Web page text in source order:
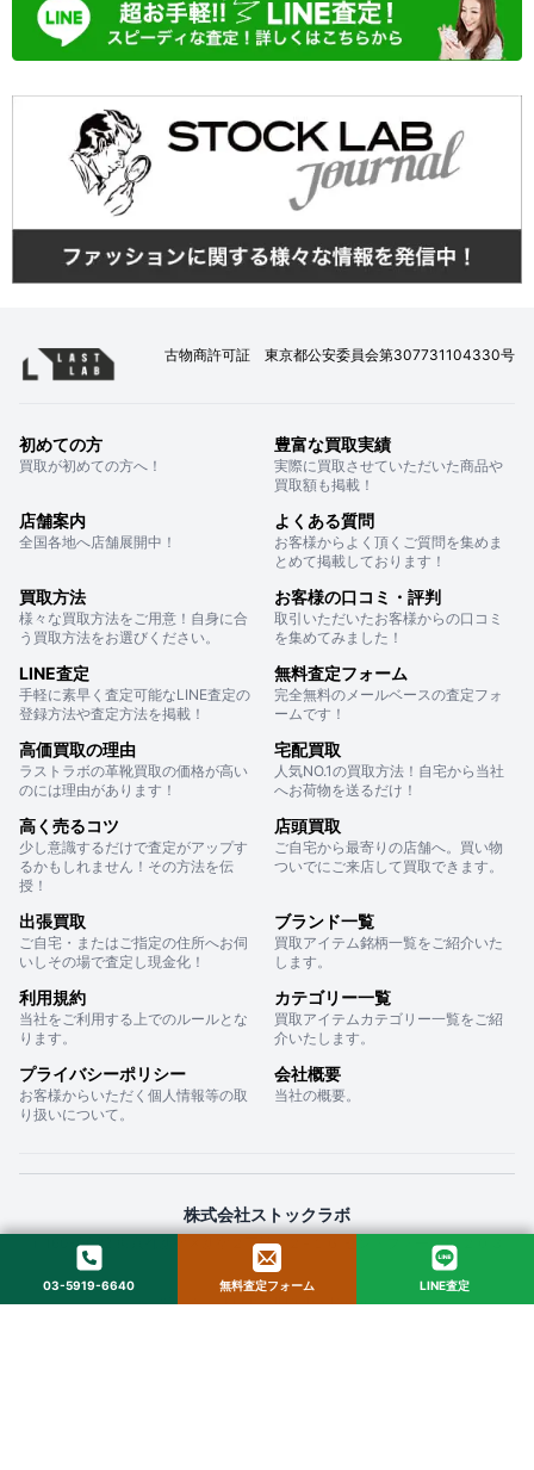
古物商許可証 東京都公安委員会第307731104330号
初めての方
買取が初めての方へ！
豊富な買取実績
実際に買取させていただいた商品や
買取額も掲載！
店舗案内
全国各地へ店舗展開中！
よくある質問
お客様からよく頂くご質問を集めま
とめて掲載しております！
買取方法
様々な買取方法をご用意！自身に合
う買取方法をお選びください。
お客様の口コミ・評判
取引いただいたお客様からの口コミ
を集めてみました！
LINE査定
手軽に素早く査定可能なLINE査定の
登録方法や査定方法を掲載！
無料査定フォーム
完全無料のメールベースの査定フォ
ームです！
高価買取の理由
ラストラボの革靴買取の価格が高い
のには理由があります！
宅配買取
人気NO.1の買取方法！自宅から当社
へお荷物を送るだけ！
高く売るコツ
少し意識するだけで査定がアップす
るかもしれません！その方法を伝
授！
店頭買取
ご自宅から最寄りの店舗へ。買い物
ついでにご来店して買取できます。
出張買取
ご自宅・またはご指定の住所へお伺
いしその場で査定し現金化！
ブランド一覧
買取アイテム銘柄一覧をご紹介いた
します。
利用規約
当社をご利用する上でのルールとな
ります。
カテゴリー一覧
買取アイテムカテゴリー一覧をご紹
介いたします。
プライバシーポリシー
お客様からいただく個人情報等の取
り扱いについて。
会社概要
当社の概要。
株式会社ストックラボ
〒160-0022 東京都新宿区新宿２丁目１２−１６ セントフォービル ２０３
© 2025 StockLab. All Rights Reserved.
03-5919-6640 無料査定フォーム LINE査定